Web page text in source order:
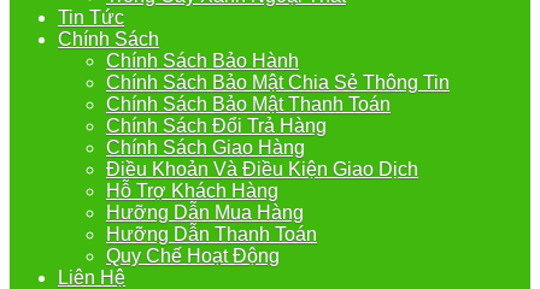
Tin Tức
Chính Sách
Chính Sách Bảo Hành
Chính Sách Bảo Mật Chia Sẻ Thông Tin
Chính Sách Bảo Mật Thanh Toán
Chính Sách Đổi Trả Hàng
Chính Sách Giao Hàng
Điều Khoản Và Điều Kiện Giao Dịch
Hỗ Trợ Khách Hàng
Hưỡng Dẫn Mua Hàng
Hưỡng Dẫn Thanh Toán
Quy Chế Hoạt Động
Liên Hệ